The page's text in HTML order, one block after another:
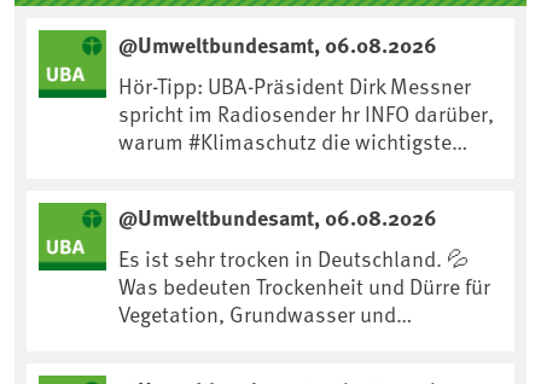
@Umweltbundesamt, 06.08.2026
Hör-Tipp: UBA-Präsident Dirk Messner
spricht im Radiosender hr INFO darüber,
warum #Klimaschutz die wichtigste
https://www.ardsounds.de/episode/urn
:ard:episode:0e7cf1c4b819c26d/
@Umweltbundesamt, 06.08.2026
Es ist sehr trocken in Deutschland. 💦
Was bedeuten Trockenheit und Dürre für
Vegetation, Grundwasser und